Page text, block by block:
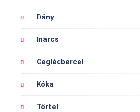
Dány
Inárcs
Ceglédbercel
Kóka
Törtel